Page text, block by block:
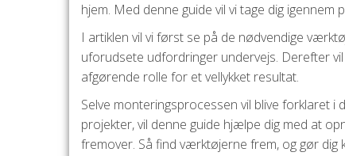
hjem. Med denne guide vil vi tage dig
I artiklen vil vi først se på de nødvendige
uforudsete udfordringer undervejs. Derefter
afgørende rolle for et vellykket resultat.
Selve monteringsprocessen vil blive forklaret
projekter, vil denne guide hjælpe dig med at
fremover. Så find værktøjerne frem, og gør